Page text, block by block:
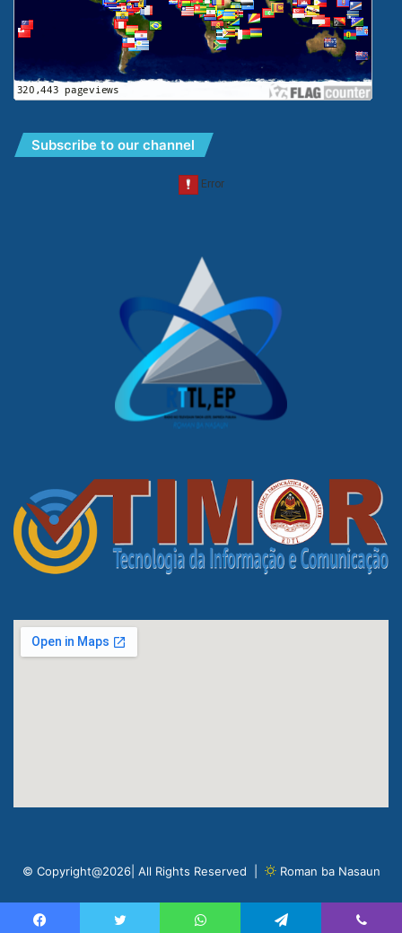
Subscribe to our channel
© Copyright@2026| All Rights Reserved | Roman ba Nasaun